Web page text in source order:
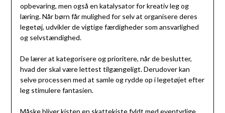
opbevaring, men også en katalysator for kreativ leg og
læring. Når børn får mulighed for selv at organisere deres
legetøj, udvikler de vigtige færdigheder som ansvarlighed
og selvstændighed.
De lærer at kategorisere og prioritere, når de beslutter,
hvad der skal være lettest tilgængeligt. Derudover kan
selve processen med at samle og rydde op i legetøjet efter
leg stimulere fantasien.
Måske bliver kisten en skattekiste fyldt med eventyrlige